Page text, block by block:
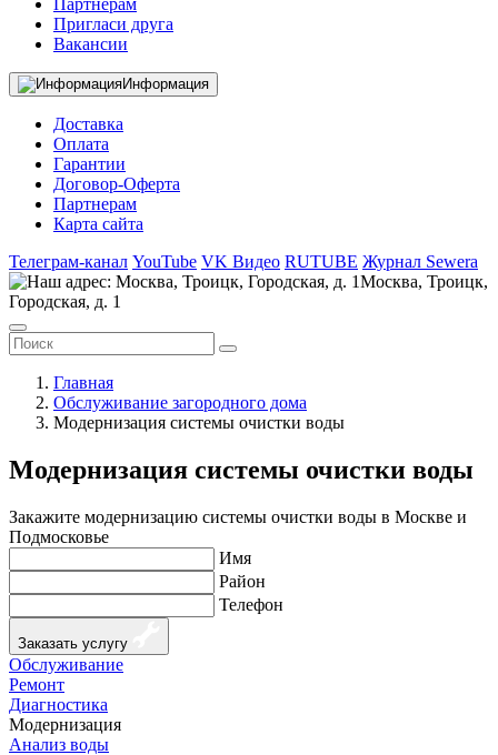
Партнёрам
Пригласи друга
Вакансии
Информация
Доставка
Оплата
Гарантии
Договор-Оферта
Партнерам
Карта сайта
Телеграм-канал YouTube VK Видео RUTUBE Журнал Sewera
Москва, Троицк,
Городская, д. 1
Главная
Обслуживание загородного дома
Модернизация системы очистки воды
Модернизация системы очистки воды
Закажите модернизацию системы очистки воды в Москве и
Подмосковье
Имя
Район
Телефон
Заказать услугу
Обслуживание
Ремонт
Диагностика
Модернизация
Анализ воды